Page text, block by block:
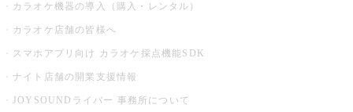
カラオケ機器の導入（購入・レンタル）
カラオケ店舗の皆様へ
スマホアプリ向け カラオケ採点機能SDK
ナイト店舗の開業支援情報
JOYSOUNDライバー 事務所について